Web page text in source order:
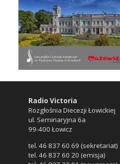
Radio Victoria
Rozgłośnia Diecezji Łowickiej
ul. Seminaryjna 6a
99-400 Łowicz
tel. 46 837 60 69 (sekretariat)
tel. 46 837 60 20 (emisja)